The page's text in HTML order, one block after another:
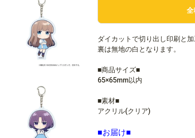
全
ダイカットで切り出し印刷と
裏は無地の白となります。
■商品サイズ■
65×65mm以内
■素材■
アクリル(クリア)
■お届け■